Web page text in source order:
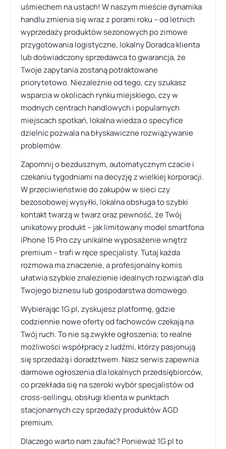
uśmiechem na ustach! W naszym mieście dynamika
handlu zmienia się wraz z porami roku – od letnich
wyprzedaży produktów sezonowych po zimowe
przygotowania logistyczne, lokalny Doradca klienta
lub doświadczony sprzedawca to gwarancja, że
Twoje zapytania zostaną potraktowane
priorytetowo. Niezależnie od tego, czy szukasz
wsparcia w okolicach rynku miejskiego, czy w
modnych centrach handlowych i popularnych
miejscach spotkań, lokalna wiedza o specyfice
dzielnic pozwala na błyskawiczne rozwiązywanie
problemów.
Zapomnij o bezdusznym, automatycznym czacie i
czekaniu tygodniami na decyzję z wielkiej korporacji.
W przeciwieństwie do zakupów w sieci czy
bezosobowej wysyłki, lokalna obsługa to szybki
kontakt twarzą w twarz oraz pewność, że Twój
unikatowy produkt – jak limitowany model smartfona
iPhone 15 Pro czy unikalne wyposażenie wnętrz
premium – trafi w ręce specjalisty. Tutaj każda
rozmowa ma znaczenie, a profesjonalny komis
ułatwia szybkie znalezienie idealnych rozwiązań dla
Twojego biznesu lub gospodarstwa domowego.
Wybierając 1G.pl, zyskujesz platformę, gdzie
codziennie nowe oferty od fachowców czekają na
Twój ruch. To nie są zwykłe ogłoszenia; to realne
możliwości współpracy z ludźmi, którzy pasjonują
się sprzedażą i doradztwem. Nasz serwis zapewnia
darmowe ogłoszenia dla lokalnych przedsiębiorców,
co przekłada się na szeroki wybór specjalistów od
cross-sellingu, obsługi klienta w punktach
stacjonarnych czy sprzedaży produktów AGD
premium.
Dlaczego warto nam zaufać? Ponieważ 1G.pl to